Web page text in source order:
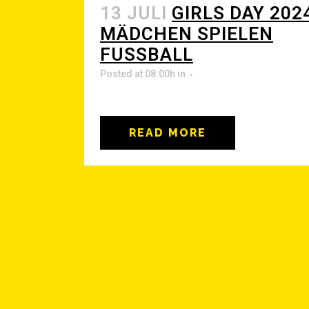
13 JULI GIRLS DAY
MÄD­CHEN SPIE­LEN
FUSSBALL
Posted at 08:00h in
READ MORE